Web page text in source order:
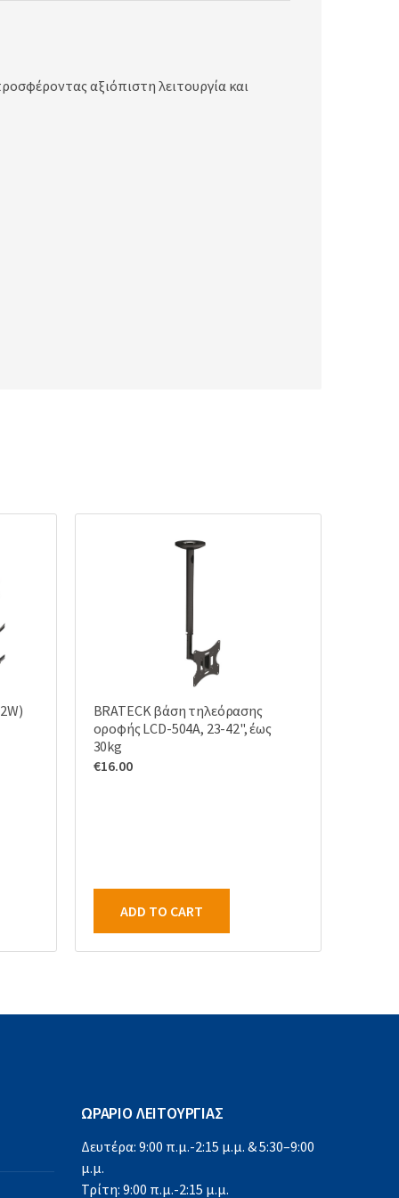
αξιόπιστη λειτουργία και
BRATECK βάση τηλεόρασης
οροφής LCD-504A, 23-42", έως
30kg
€16.00
ADD TO CART
ΩΡΑΡΙΟ ΛΕΙΤΟΥΡΓΙΑΣ
Δευτέρα: 9:00 π.μ.-2:15 μ.μ. & 5:30–9:00
μ.μ.
Τρίτη: 9:00 π.μ.-2:15 μ.μ.